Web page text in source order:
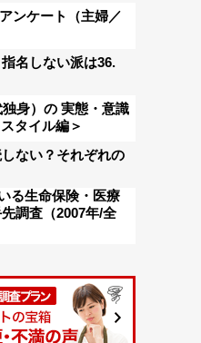
ンケート（主婦／
名しない派は36.
身）の 実態・意識
タイル編＞
ない？それぞれの
る生命保険・医療
調査（2007年/全